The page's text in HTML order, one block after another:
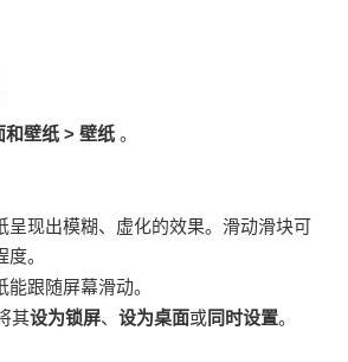
和壁纸 >壁纸 。
呈现出模糊、虚化的效果。滑动滑块可
。
能跟随屏幕滑动。
其设为锁屏、设为桌面或同时设置。